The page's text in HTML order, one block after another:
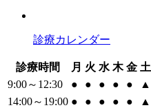
診療カレンダー
診療時間 月 火 水 木 金 土
9:00～12:30
● ● ● ● ● ▲
14:00～19:00 ● ● ● ● ● ▲